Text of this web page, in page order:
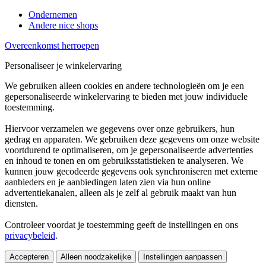
Ondernemen
Andere nice shops
Overeenkomst herroepen
Personaliseer je winkelervaring
We gebruiken alleen cookies en andere technologieën om je een
gepersonaliseerde winkelervaring te bieden met jouw individuele
toestemming.
Hiervoor verzamelen we gegevens over onze gebruikers, hun
gedrag en apparaten. We gebruiken deze gegevens om onze website
voortdurend te optimaliseren, om je gepersonaliseerde advertenties
en inhoud te tonen en om gebruiksstatistieken te analyseren. We
kunnen jouw gecodeerde gegevens ook synchroniseren met externe
aanbieders en je aanbiedingen laten zien via hun online
advertentiekanalen, alleen als je zelf al gebruik maakt van hun
diensten.
Controleer voordat je toestemming geeft de instellingen en ons
privacybeleid.
Accepteren Alleen noodzakelijke Instellingen aanpassen